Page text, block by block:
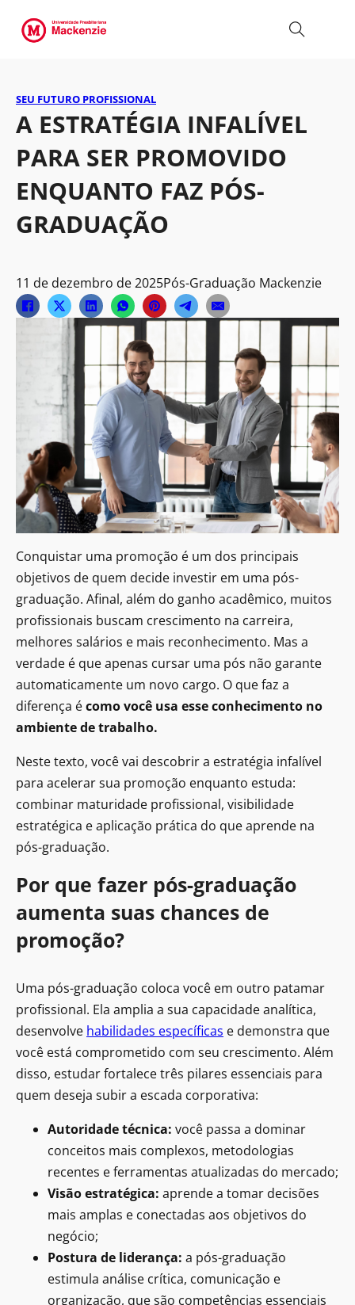
SEU FUTURO PROFISSIONAL
A ESTRATÉGIA INFALÍVEL
PARA SER PROMOVIDO
ENQUANTO FAZ PÓS-
GRADUAÇÃO
11 de dezembro de 2025Pós-Graduação Mackenzie
Conquistar uma promoção é um dos principais
objetivos de quem decide investir em uma pós-
graduação. Afinal, além do ganho acadêmico, muitos
profissionais buscam crescimento na carreira,
melhores salários e mais reconhecimento. Mas a
verdade é que apenas cursar uma pós não garante
automaticamente um novo cargo. O que faz a
diferença écomo você usa esse conhecimento no
ambiente de trabalho.
Neste texto, você vai descobrir a estratégia infalível
para acelerar sua promoção enquanto estuda:
combinar maturidade profissional, visibilidade
estratégica e aplicação prática do que aprende na
pós-graduação.
Por que fazer pós-graduação
aumenta suas chances de
promoção?
Uma pós-graduação coloca você em outro patamar
profissional. Ela amplia a sua capacidade analítica,
desenvolve habilidades específicas e demonstra que
você está comprometido com seu crescimento. Além
disso, estudar fortalece três pilares essenciais para
quem deseja subir a escada corporativa:
Autoridade técnica: você passa a dominar
conceitos mais complexos, metodologias
recentes e ferramentas atualizadas do mercado;
Visão estratégica: aprende a tomar decisões
mais amplas e conectadas aos objetivos do
negócio;
Postura de liderança: a pós-graduação
estimula análise crítica, comunicação e
organização, que são competências essenciais